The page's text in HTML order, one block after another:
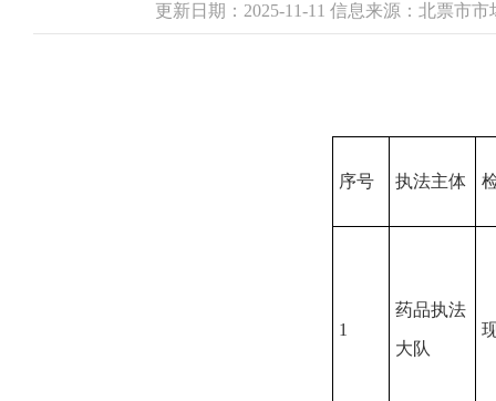
更新日期：2025-11-11 信息来源：北票市
序号 执法主体
1
药品执法
大队